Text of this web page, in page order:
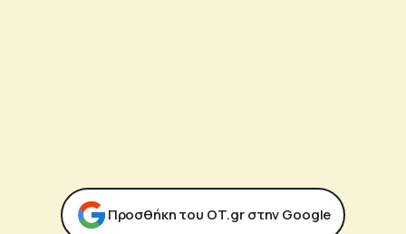
Προσθήκη του ΟΤ.gr στην Google